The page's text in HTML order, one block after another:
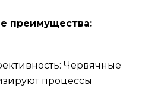
преимущества:
Червячные
процессы